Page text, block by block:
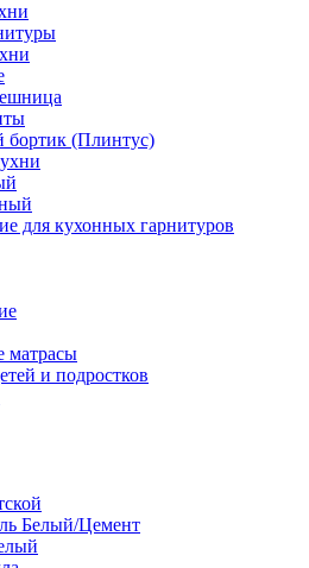
бортик (Плинтус)
для кухонных гарнитуров
матрасы
и подростков
Белый/Цемент